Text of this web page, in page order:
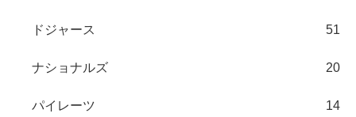
ドジャース 51
ナショナルズ 20
パイレーツ 14